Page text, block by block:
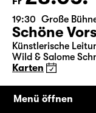
Fr 28.05.
19:30 Große Bühne
Schöne
Künstlerische
Wild & Salome
Menü öffnen